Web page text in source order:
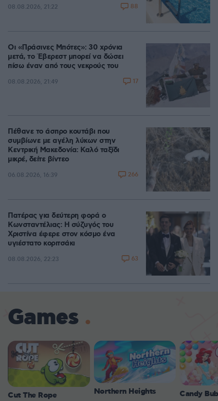
08.08.2026, 21:22 88
Οι «Πράσινες Μπότες»: 30 χρόνια
μετά, το Έβερεστ μπορεί να δώσει
πίσω έναν από τους νεκρούς του
08.08.2026, 21:49 17
Πέθανε το άσπρο κουτάβι που
συμβίωνε με αγέλη λύκων στην
Κεντρική Μακεδονία: Καλό ταξίδι
μικρέ, δείτε βίντεο
06.08.2026, 16:39 266
Πατέρας για δεύτερη φορά ο
Κωνσταντέλιας: Η σύζυγός του
Χριστίνα έφερε στον κόσμο ένα
υγιέστατο κοριτσάκι
08.08.2026, 22:23 63
Games
Cut The Rope Northern Heights Candy